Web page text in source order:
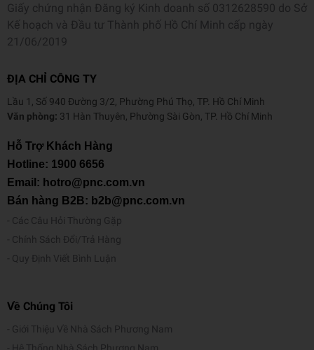
Giấy chứng nhận Đăng ký Kinh doanh số 0312628590 do Sở
Kế hoạch và Đầu tư Thành phố Hồ Chí Minh cấp ngày
21/06/2019
ĐỊA CHỈ CÔNG TY
Lầu 1, Số 940 Đường 3/2, Phường Phú Thọ, TP. Hồ Chí Minh
Văn phòng: 31 Hàn Thuyên, Phường Sài Gòn, TP. Hồ Chí Minh
Hỗ Trợ Khách Hàng
Hotline: 1900 6656
Email: hotro@pnc.com.vn
Bán hàng B2B: b2b@pnc.com.vn
Các Câu Hỏi Thường Gặp
Chính Sách Đổi/Trả Hàng
Quy Định Viết Bình Luận
Về Chúng Tôi
Giới Thiệu Về Nhà Sách Phương Nam